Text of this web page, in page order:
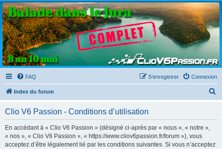
Clio V6 Passion
Le site français des passionnés de Clio V6
FAQ Connexion
S’enregistrer
Index du forum
Clio V6 Passion - Conditions d’utilisation
En accédant à « Clio V6 Passion » (désigné ci-après par « nous », « notre »,
« nos », « Clio V6 Passion », « https://www.cliov6passion.fr/forum »), vous
acceptez d’être légalement lié par les conditions suivantes. Si vous n’acceptez